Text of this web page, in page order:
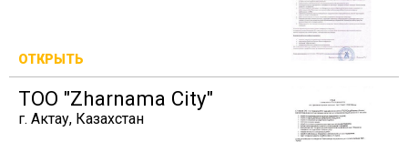
ОТКРЫТЬ
ТОО "Zharnama City"
г. Актау, Казахстан